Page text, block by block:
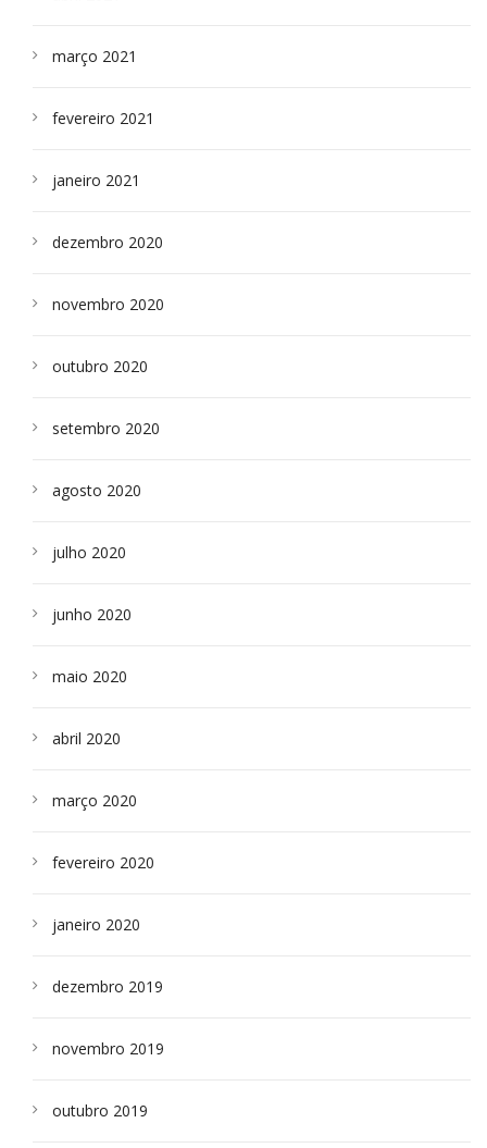
março 2021
fevereiro 2021
janeiro 2021
dezembro 2020
novembro 2020
outubro 2020
setembro 2020
agosto 2020
julho 2020
junho 2020
maio 2020
abril 2020
março 2020
fevereiro 2020
janeiro 2020
dezembro 2019
novembro 2019
outubro 2019